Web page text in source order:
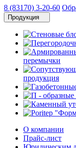
8 (83170) 3-20-60
Продукция
перемычки
продукция
О компании
Прайс-лист